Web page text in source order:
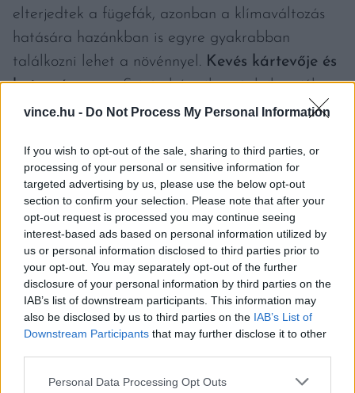
vince.hu - Do Not Process My Personal Information
If you wish to opt-out of the sale, sharing to third parties, or
processing of your personal or sensitive information for
targeted advertising by us, please use the below opt-out
section to confirm your selection. Please note that after your
opt-out request is processed you may continue seeing
interest-based ads based on personal information utilized by
us or personal information disclosed to third parties prior to
your opt-out. You may separately opt-out of the further
disclosure of your personal information by third parties on the
IAB’s list of downstream participants. This information may
also be disclosed by us to third parties on the IAB’s List of
Downstream Participants that may further disclose it to other
Please note that this website/app uses one or more Google
Personal Data Processing Opt Outs
elterjedtek a fügefák, azonban a klímaváltozás
hatására hazánkban is egyre gyakrabban
találkozni lehet a növénnyel. Kevés kártevője és
betegsége van.Szinte bármilyen talajban jól
érzi magát, azonban rengeteg fényre és melegre
hozzon.
Nagyon fontos, hogyősszel se feledkezzünk
meg a metszéséről.Télre érdemes betakarni. A
takaráshoz a legmegfelelőbb a lombhullatást
követően a növényt körbekeríteni, például
dróthálóval, a belsejét pedig feltölteni falevéllel.
A tetejét pedig fedjük le kartonpapírral. A
fügebokor telepítésénél az első szüretre